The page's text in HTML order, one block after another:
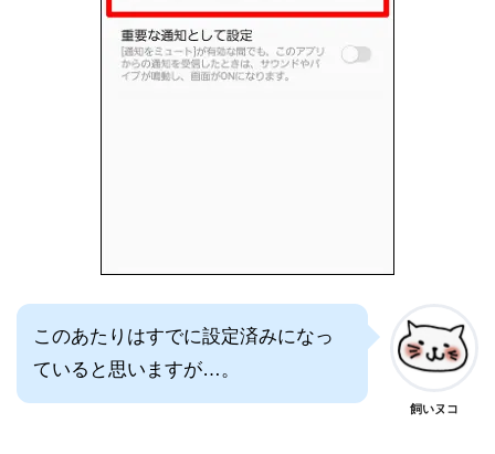
このあたりはすでに設定済みになっ
ていると思いますが…。
飼いヌコ